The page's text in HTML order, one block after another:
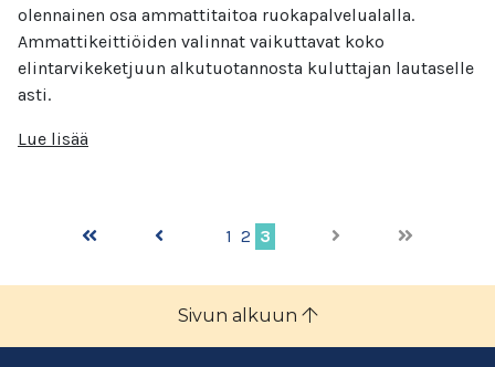
olennainen osa ammattitaitoa ruokapalvelualalla.
Ammattikeittiöiden valinnat vaikuttavat koko
elintarvikeketjuun alkutuotannosta kuluttajan lautaselle
asti.
Lue lisää
1 2 3
Sivun alkuun